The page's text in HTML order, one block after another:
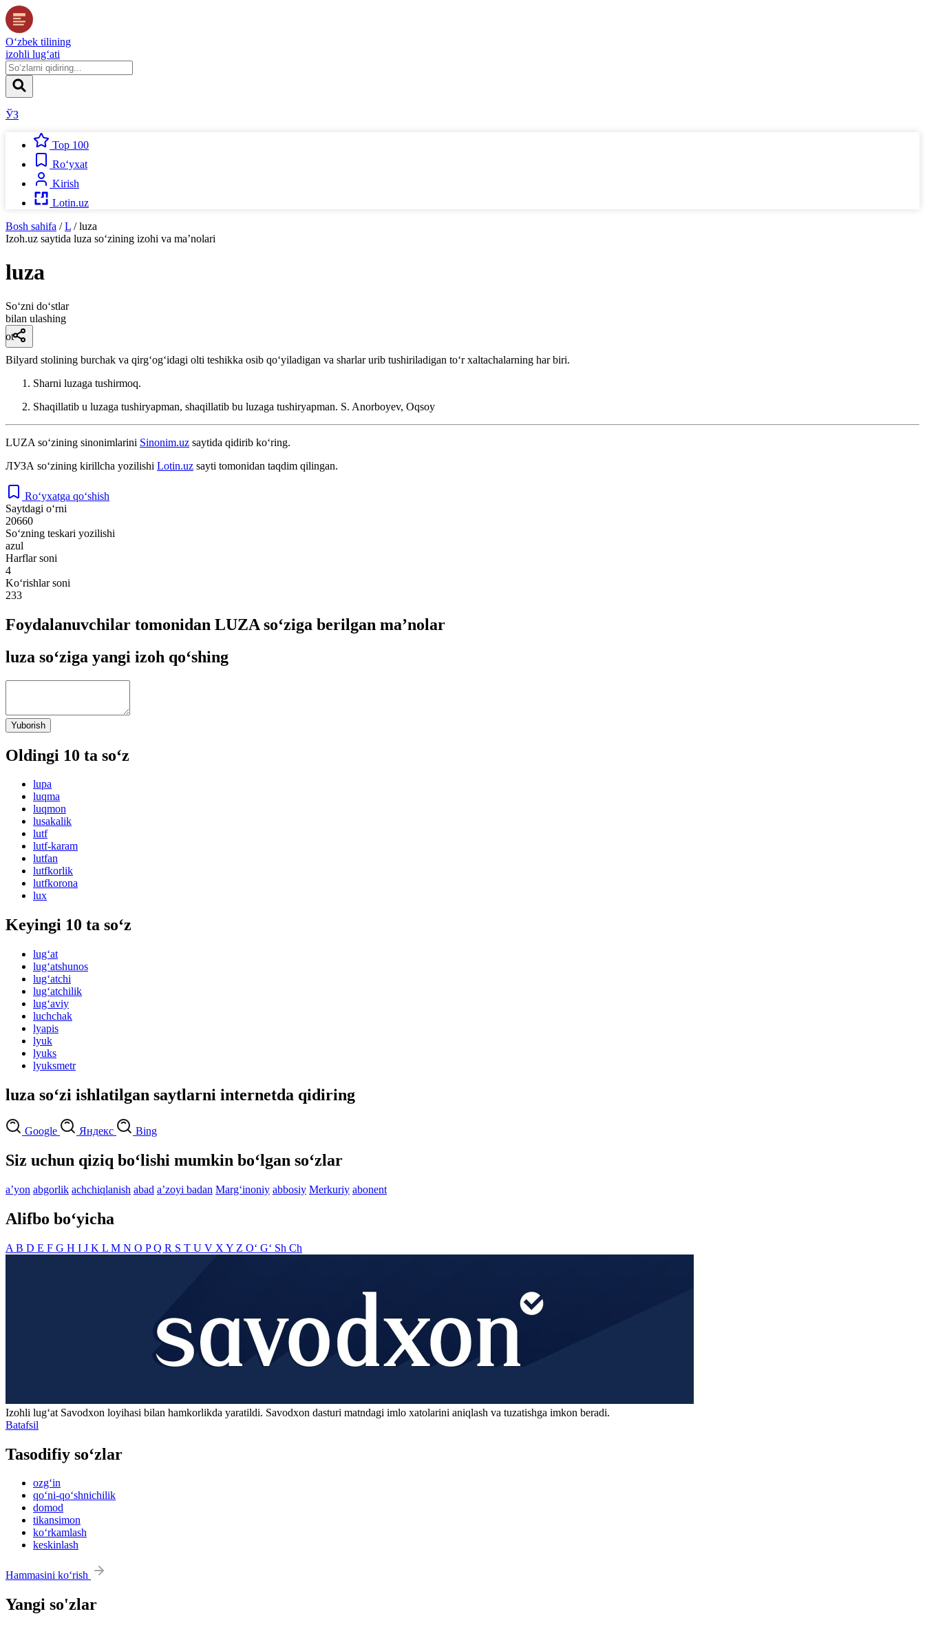
O‘zbek tilining
izohli lug‘ati
ЎЗ
Top 100
Ro‘yxat
Kirish
Lotin.uz
Bosh sahifa / L / luza
Izoh.uz saytida luza so‘zining izohi va ma’nolari
luza
So‘zni do‘stlar
bilan ulashing
ot
Bilyard stolining burchak va qirgʻogʻidagi olti teshikka osib qoʻyiladigan va sharlar urib tushiriladigan toʻr xaltachalarning har biri.
Sharni luzaga tushirmoq.
Shaqillatib u luzaga tushiryapman, shaqillatib bu luzaga tushiryapman. S. Anorboyev, Oqsoy
LUZA so‘zining sinonimlarini Sinonim.uz saytida qidirib ko‘ring.
ЛУЗА so‘zining kirillcha yozilishi Lotin.uz sayti tomonidan taqdim qilingan.
Ro‘yxatga qo‘shish
Saytdagi o‘rni
20660
So‘zning teskari yozilishi
azul
Harflar soni
4
Ko‘rishlar soni
233
Foydalanuvchilar tomonidan LUZA so‘ziga berilgan ma’nolar
luza so‘ziga yangi izoh qo‘shing
Yuborish
Oldingi 10 ta so‘z
lupa
luqma
luqmon
lusakalik
lutf
lutf-karam
lutfan
lutfkorlik
lutfkorona
lux
Keyingi 10 ta so‘z
lug‘at
lug‘atshunos
lug‘atchi
lug‘atchilik
lug‘aviy
luchchak
lyapis
lyuk
lyuks
lyuksmetr
luza so‘zi ishlatilgan saytlarni internetda qidiring
Google Яндекс Bing
Siz uchun qiziq bo‘lishi mumkin bo‘lgan so‘zlar
aʼyon abgorlik achchiqlanish abad aʼzoyi badan Marg‘inoniy abbosiy Merkuriy abonent
Alifbo bo‘yicha
A B D E F G H I J K L M N O PQ R S T U V X Y Z O‘ G‘ Sh Ch
Izohli lugʻat Savodxon loyihasi bilan hamkorlikda yaratildi. Savodxon dasturi matndagi imlo xatolarini aniqlash va tuzatishga imkon beradi.
Batafsil
Tasodifiy so‘zlar
ozg‘in
qo‘ni-qo‘shnichilik
domod
tikansimon
ko‘rkamlash
keskinlash
Hammasini ko‘rish
Yangi so'zlar